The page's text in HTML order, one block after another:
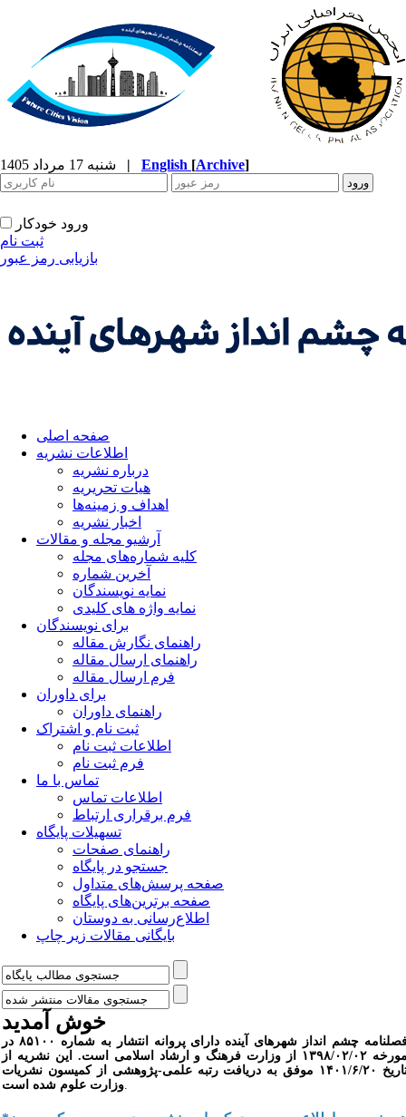
| English [Archive]
ورود خودکار
ثبت نام
بازیابی رمز عبور
صفحه اصلی
اطلاعات نشریه
درباره نشریه
هیات تحریریه
اهداف و زمینه‌ها
اخبار نشریه
آرشیو مجله و مقالات
کلیه شماره‌های مجله
آخرین شماره
نمایه نویسندگان
نمایه واژه های کلیدی
برای نویسندگان
راهنمای نگارش مقاله
راهنمای ارسال مقاله
فرم ارسال مقاله
برای داوران
راهنمای داوران
ثبت نام و اشتراک
اطلاعات ثبت نام
فرم ثبت نام
تماس با ما
اطلاعات تماس
فرم برقراری ارتباط
تسهیلات پایگاه
راهنمای صفحات
جستجو در پایگاه
صفحه پرسش‌های متداول
صفحه برترین‌های پایگاه
اطلاع‌رسانی به دوستان
بایگانی مقالات زیر چاپ
خوش آمدید
فصلنامه چشم انداز شهرهای آینده دارای پروانه انتشار به شماره ۸۵۱۰۰ در
مورخه ۱۳۹۸/۰۲/۰۲ از وزارت فرهنگ و ارشاد اسلامی است. این نشریه از
تاریخ ۱۴۰۱/۶/۲۰ موفق به دریافت رتبه علمی-پژوهشی از کمیسون نشریات
وزارت علوم شده است.